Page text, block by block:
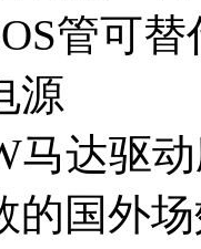
管可
源
马达驱
的国外